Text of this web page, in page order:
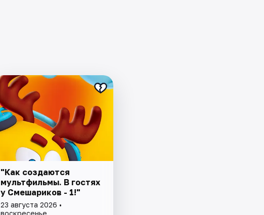
"Как создаются
мультфильмы. В гостях
у Смешариков - 1!"
23 августа 2026 •
воскресенье